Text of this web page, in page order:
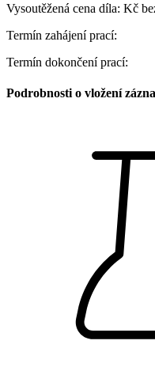
Vysoutěžená cena díla: Kč
Termín zahájení prací:
Termín dokončení prací:
Podrobnosti o vložení